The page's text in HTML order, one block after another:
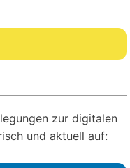
zur digitalen
und aktuell auf: